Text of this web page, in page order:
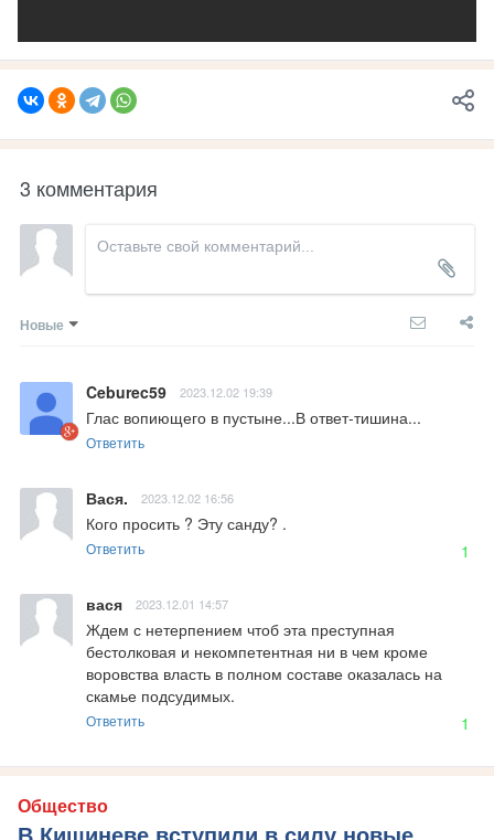
3 комментария
Новые
Ceburec59 2023.12.02 19:39
Глас вопиющего в пустыне...В ответ-тишина...
Ответить
Вася. 2023.12.02 16:56
Кого просить ? Эту санду? .
Ответить 1
вася 2023.12.01 14:57
Ждем с нетерпением чтоб эта преступная
бестолковая и некомпетентная ни в чем кроме
воровства власть в полном составе оказалась на
скамье подсудимых.
Ответить 1
Общество